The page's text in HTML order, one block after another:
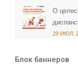
О
29 ИЮЛ.
Блок баннеров